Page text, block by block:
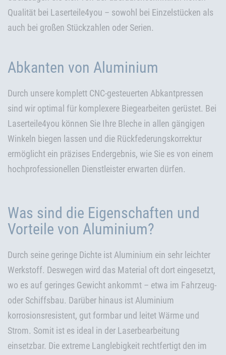
Qualität bei Laserteile4you – sowohl bei Einzelstücken als
auch bei großen Stückzahlen oder Serien.
Abkanten von Aluminium
Durch unsere komplett CNC-gesteuerten Abkantpressen
sind wir optimal für komplexere Biegearbeiten gerüstet. Bei
Laserteile4you können Sie Ihre Bleche in allen gängigen
Winkeln biegen lassen und die Rückfederungskorrektur
ermöglicht ein präzises Endergebnis, wie Sie es von einem
hochprofessionellen Dienstleister erwarten dürfen.
Was sind die Eigenschaften und
Vorteile von Aluminium?
Durch seine geringe Dichte ist Aluminium ein sehr leichter
Werkstoff. Deswegen wird das Material oft dort eingesetzt,
wo es auf geringes Gewicht ankommt – etwa im Fahrzeug-
oder Schiffsbau. Darüber hinaus ist Aluminium
korrosionsresistent, gut formbar und leitet Wärme und
Strom. Somit ist es ideal in der Laserbearbeitung
einsetzbar. Die extreme Langlebigkeit rechtfertigt den im